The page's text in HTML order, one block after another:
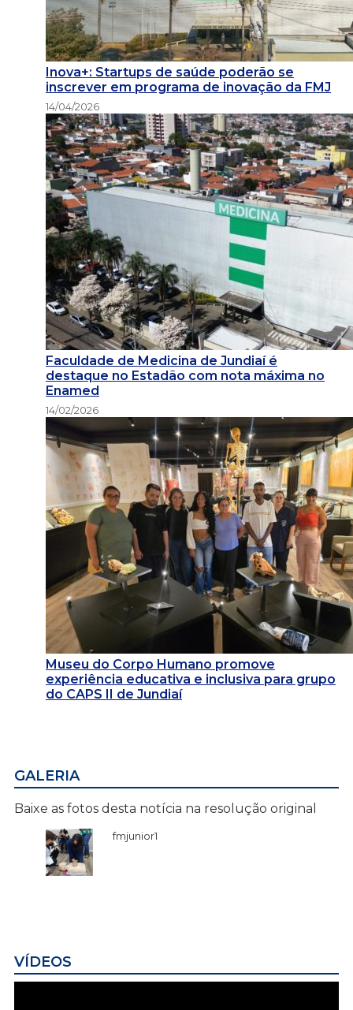
Inova+: Startups de saúde poderão se
inscrever em programa de inovação da FMJ
14/04/2026
Faculdade de Medicina de Jundiaí é
destaque no Estadão com nota máxima no
Enamed
14/02/2026
Museu do Corpo Humano promove
experiência educativa e inclusiva para grupo
do CAPS II de Jundiaí
GALERIA
Baixe as fotos desta notícia na resolução original
fmjunior1
VÍDEOS